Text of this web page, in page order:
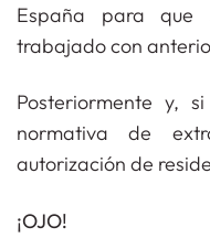
España para que
trabajado con
Posteriormente y,
normativa de
autorización de
¡OJO!